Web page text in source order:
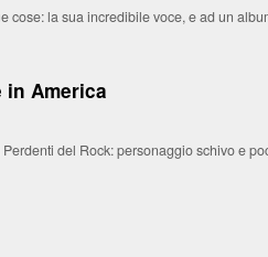
cose: la sua incredibile voce, e ad un
in America
del Rock: personaggio schivo e